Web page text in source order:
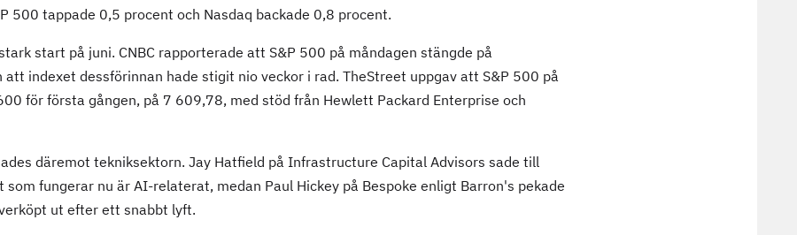
500 tappade 0,5 procent och Nasdaq backade 0,8 procent.
start på juni. CNBC rapporterade att S&P 500 på måndagen stängde på
indexet dessförinnan hade stigit nio veckor i rad. TheStreet uppgav att S&P 500 på
för första gången, på 7 609,78, med stöd från Hewlett Packard Enterprise och
däremot tekniksektorn. Jay Hatfield på Infrastructure Capital Advisors sade till
fungerar nu är AI-relaterat, medan Paul Hickey på Bespoke enligt Barron's pekade
ut efter ett snabbt lyft.